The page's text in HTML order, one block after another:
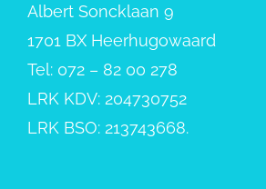
Albert Soncklaan 9
1701 BX Heerhugowaard
Tel: 072 – 82 00 278
LRK KDV: 204730752
LRK BSO: 213743668.